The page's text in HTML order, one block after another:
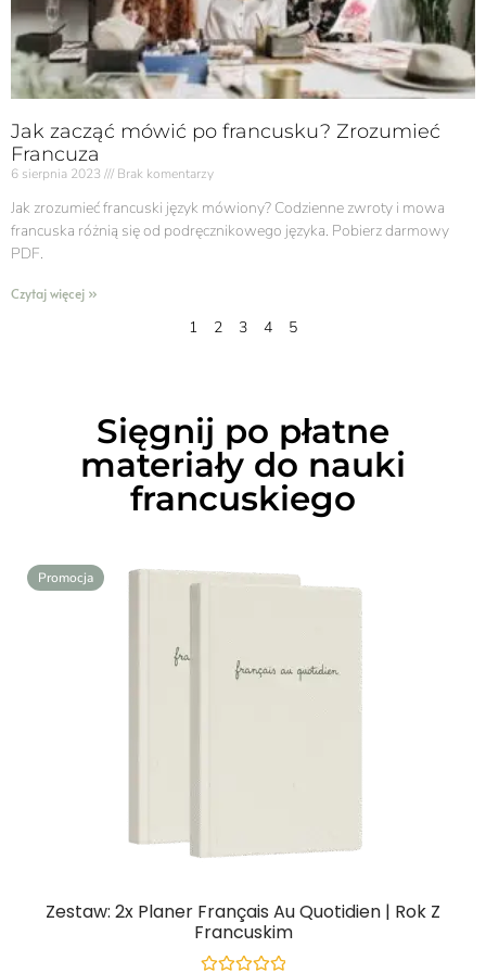
Jak zacząć mówić po francusku? Zrozumieć
Francuza
6 sierpnia 2023 Brak komentarzy
Jak zrozumieć francuski język mówiony? Codzienne zwroty i mowa
francuska różnią się od podręcznikowego języka. Pobierz darmowy
PDF.
Czytaj więcej »
1 2 3 4 5
Sięgnij po płatne
materiały do nauki
francuskiego
Zestaw: 2x Planer Français Au Quotidien | Rok Z
Francuskim
Promocja